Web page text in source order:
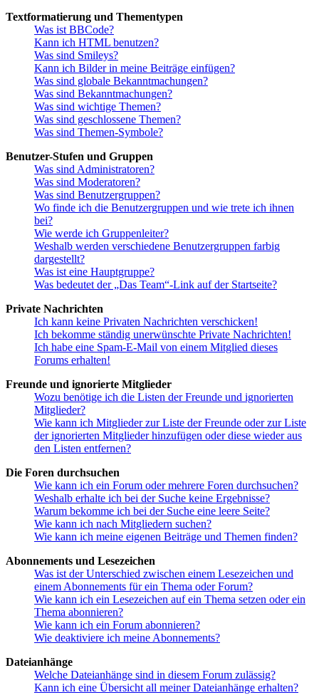
Textformatierung und Thementypen
Was ist BBCode?
Kann ich HTML benutzen?
Was sind Smileys?
Kann ich Bilder in meine Beiträge einfügen?
Was sind globale Bekanntmachungen?
Was sind Bekanntmachungen?
Was sind wichtige Themen?
Was sind geschlossene Themen?
Was sind Themen-Symbole?
Benutzer-Stufen und Gruppen
Was sind Administratoren?
Was sind Moderatoren?
Was sind Benutzergruppen?
Wo finde ich die Benutzergruppen und wie trete ich ihnen
bei?
Wie werde ich Gruppenleiter?
Weshalb werden verschiedene Benutzergruppen farbig
dargestellt?
Was ist eine Hauptgruppe?
Was bedeutet der „Das Team“-Link auf der Startseite?
Private Nachrichten
Ich kann keine Privaten Nachrichten verschicken!
Ich bekomme ständig unerwünschte Private Nachrichten!
Ich habe eine Spam-E-Mail von einem Mitglied dieses
Forums erhalten!
Freunde und ignorierte Mitglieder
Wozu benötige ich die Listen der Freunde und ignorierten
Mitglieder?
Wie kann ich Mitglieder zur Liste der Freunde oder zur Liste
der ignorierten Mitglieder hinzufügen oder diese wieder aus
den Listen entfernen?
Die Foren durchsuchen
Wie kann ich ein Forum oder mehrere Foren durchsuchen?
Weshalb erhalte ich bei der Suche keine Ergebnisse?
Warum bekomme ich bei der Suche eine leere Seite?
Wie kann ich nach Mitgliedern suchen?
Wie kann ich meine eigenen Beiträge und Themen finden?
Abonnements und Lesezeichen
Was ist der Unterschied zwischen einem Lesezeichen und
einem Abonnements für ein Thema oder Forum?
Wie kann ich ein Lesezeichen auf ein Thema setzen oder ein
Thema abonnieren?
Wie kann ich ein Forum abonnieren?
Wie deaktiviere ich meine Abonnements?
Dateianhänge
Welche Dateianhänge sind in diesem Forum zulässig?
Kann ich eine Übersicht all meiner Dateianhänge erhalten?